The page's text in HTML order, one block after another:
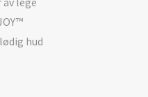
hud